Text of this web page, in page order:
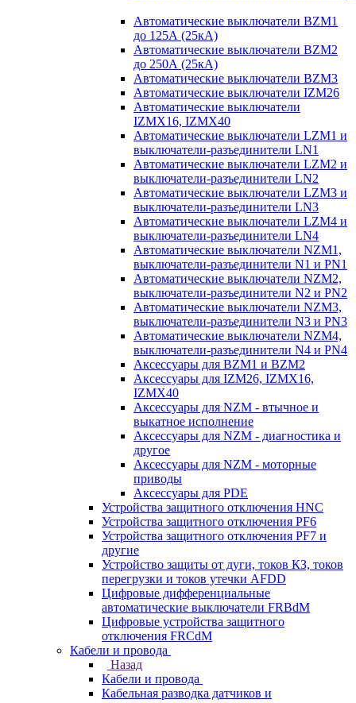
Автоматические выключатели BZM1
до 125А (25кА)
Автоматические выключатели BZM2
до 250А (25кА)
Автоматические выключатели BZM3
Автоматические выключатели IZM26
Автоматические выключатели
IZMX16, IZMX40
Автоматические выключатели LZM1 и
выключатели-разъединители LN1
Автоматические выключатели LZM2 и
выключатели-разъединители LN2
Автоматические выключатели LZM3 и
выключатели-разъединители LN3
Автоматические выключатели LZM4 и
выключатели-разъединители LN4
Автоматические выключатели NZM1,
выключатели-разъединители N1 и PN1
Автоматические выключатели NZM2,
выключатели-разъединители N2 и PN2
Автоматические выключатели NZM3,
выключатели-разъединители N3 и PN3
Автоматические выключатели NZM4,
выключатели-разъединители N4 и PN4
Аксессуары для BZM1 и BZM2
Аксессуары для IZM26, IZMX16,
IZMX40
Аксессуары для NZM - втычное и
выкатное исполнение
Аксессуары для NZM - диагностика и
другое
Аксессуары для NZM - моторные
приводы
Аксессуары для PDE
Устройства защитного отключения HNC
Устройства защитного отключения PF6
Устройства защитного отключения PF7 и
другие
Устройство защиты от дуги, токов КЗ, токов
перегрузки и токов утечки AFDD
Цифровые дифференциальные
автоматические выключатели FRBdM
Цифровые устройства защитного
отключения FRCdM
Кабели и провода
Назад
Кабели и провода
Кабельная разводка датчиков и